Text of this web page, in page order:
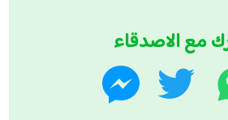
مع الاصدقاء
واتساب تويتر